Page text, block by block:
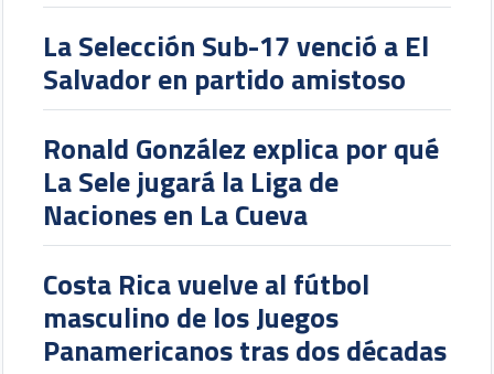
La Selección Sub-17 venció a El
Salvador en partido amistoso
Ronald González explica por qué
La Sele jugará la Liga de
Naciones en La Cueva
Costa Rica vuelve al fútbol
masculino de los Juegos
Panamericanos tras dos décadas